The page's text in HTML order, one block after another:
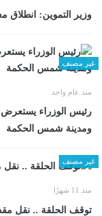
وزير التموين: انطلاق معارض أهلًا
غير مصنف
منذ عام واحد
رئيس الوزراء
ومدينة شمس الحكمة
غير مصنف
منذ 11 شهرًا
توقف الحلقة .. نقل مقدم برنامج 90 دقيقة